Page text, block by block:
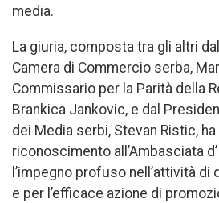
media.
La giuria, composta tra gli altri
Camera di Commercio serba,
Commissario per la Parità della
Brankica Jankovic, e dal
dei Media serbi, Stevan Ristic,
riconoscimento all’Ambasciata
l’impegno profuso nell’attività
e per l’efficace azione di